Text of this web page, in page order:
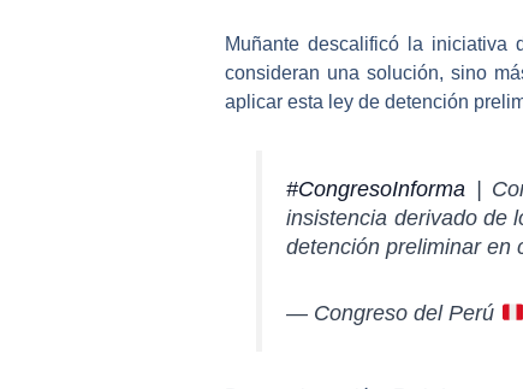
Muñante descalificó la iniciativa
consideran una solución, sino
aplicar esta ley de detención
#CongresoInforma |
insistencia derivado de
detención preliminar
— Congreso del Perú